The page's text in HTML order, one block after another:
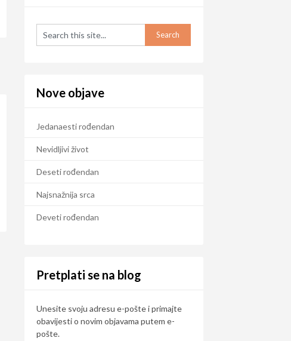
Nove objave
Jedanaesti rođendan
Nevidljivi život
Deseti rođendan
Najsnažnija srca
Deveti rođendan
Pretplati se na blog
Unesite svoju adresu e-pošte i primajte
obavijesti o novim objavama putem e-
pošte.